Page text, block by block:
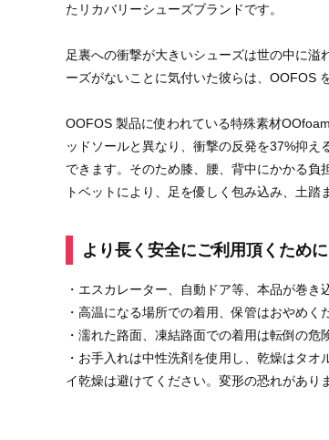
たリカバリーシューズブランドです。
足裏への衝撃が大きいシューズは世の中に溢
ーズがないことに気付いた彼らは、OOFOS
OOFOS 製品に使われている特殊素材
ッドソールと異なり、衝撃の反発を37%抑
できます。そのため膝、腰、背中にかかる負
トベットにより、足を優しく包み込み、土踏
より長く安全にご利用頂くために
・エスカレーター、自動ドア等、本品が巻き
・高温になる場所での着用、保管はおやめく
・濡れた路面、凍結路面での着用は転倒の危
・お手入れは中性洗剤を使用し、乾燥はタ
イ乾燥は避けてください。変形の恐れがあり